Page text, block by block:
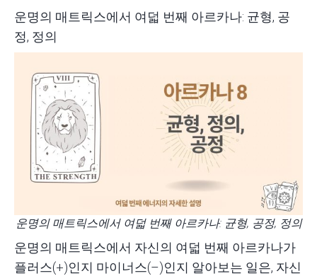
운명의 매트릭스에서 여덟 번째 아르카나: 균형, 공
정, 정의
운명의 매트릭스에서 여덟 번째 아르카나: 균형, 공정, 정의
운명의 매트릭스에서 자신의 여덟 번째 아르카나가
플러스(+)인지 마이너스(–)인지 알아보는 일은, 자신